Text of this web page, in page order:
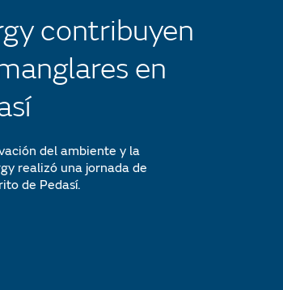
contribuyen
en
del ambiente y la
realizó una jornada de
de Pedasí.